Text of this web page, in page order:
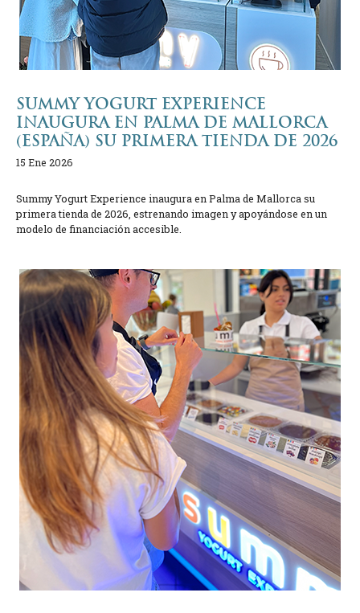
SUMMY YOGURT EXPERIENCE
INAUGURA EN PALMA DE MALLORCA
(ESPAÑA) SU PRIMERA TIENDA DE 2026
15 Ene 2026
Summy Yogurt Experience inaugura en Palma de Mallorca su
primera tienda de 2026, estrenando imagen y apoyándose en un
modelo de financiación accesible.